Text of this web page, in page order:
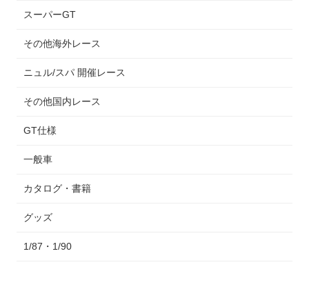
スーパーGT
その他海外レース
ニュル/スパ 開催レース
その他国内レース
GT仕様
一般車
カタログ・書籍
グッズ
1/87・1/90